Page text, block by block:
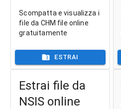
Scompatta e visualizza i
file da CHM file online
gratuitamente
ESTRAI
Estrai file da
NSIS online